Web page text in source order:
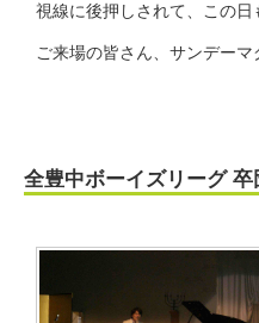
視線に後押しされて、この日
ご来場の皆さん、サンデー
全豊中ボーイズリーグ 卒